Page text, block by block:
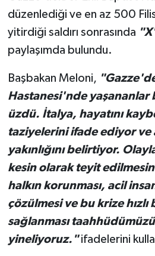
düzenlediği ve en az 500
yitirdiği saldırı sonrasında
paylaşımda bulundu.
Başbakan Meloni,
Hastanesi'nde yaşananlar
üzdü. İtalya, hayatını
taziyelerini ifade ediyor ve
yakınlığını belirtiyor.
kesin olarak teyit
halkın korunması, acil
çözülmesi ve bu krize hızlı
sağlanması
yineliyoruz."ifadelerini